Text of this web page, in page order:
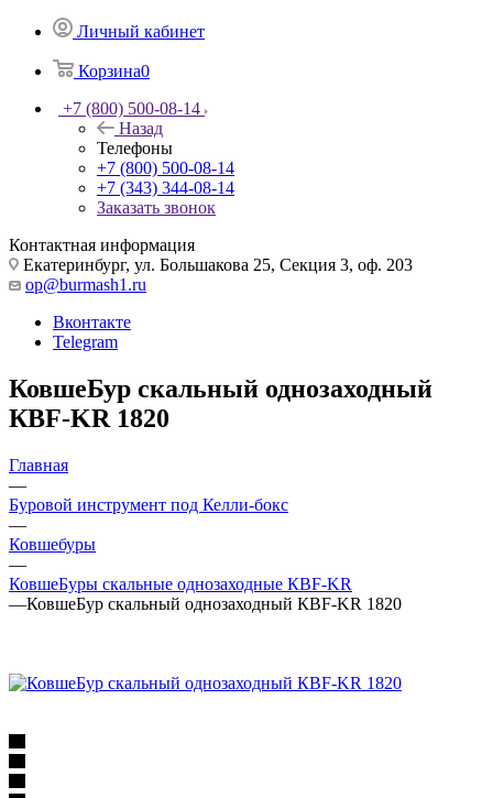
Личный кабинет
Корзина0
+7 (800) 500-08-14
Назад
Телефоны
+7 (800) 500-08-14
+7 (343) 344-08-14
Заказать звонок
Контактная информация
Екатеринбург, ул. Большакова 25, Секция 3, оф. 203
op@burmash1.ru
Вконтакте
Telegram
КовшеБур скальный однозаходный
КВF-KR 1820
Главная
—
Буровой инструмент под Келли-бокс
—
Ковшебуры
—
КовшеБуры скальные однозаходные КВF-KR
—КовшеБур скальный однозаходный КВF-KR 1820